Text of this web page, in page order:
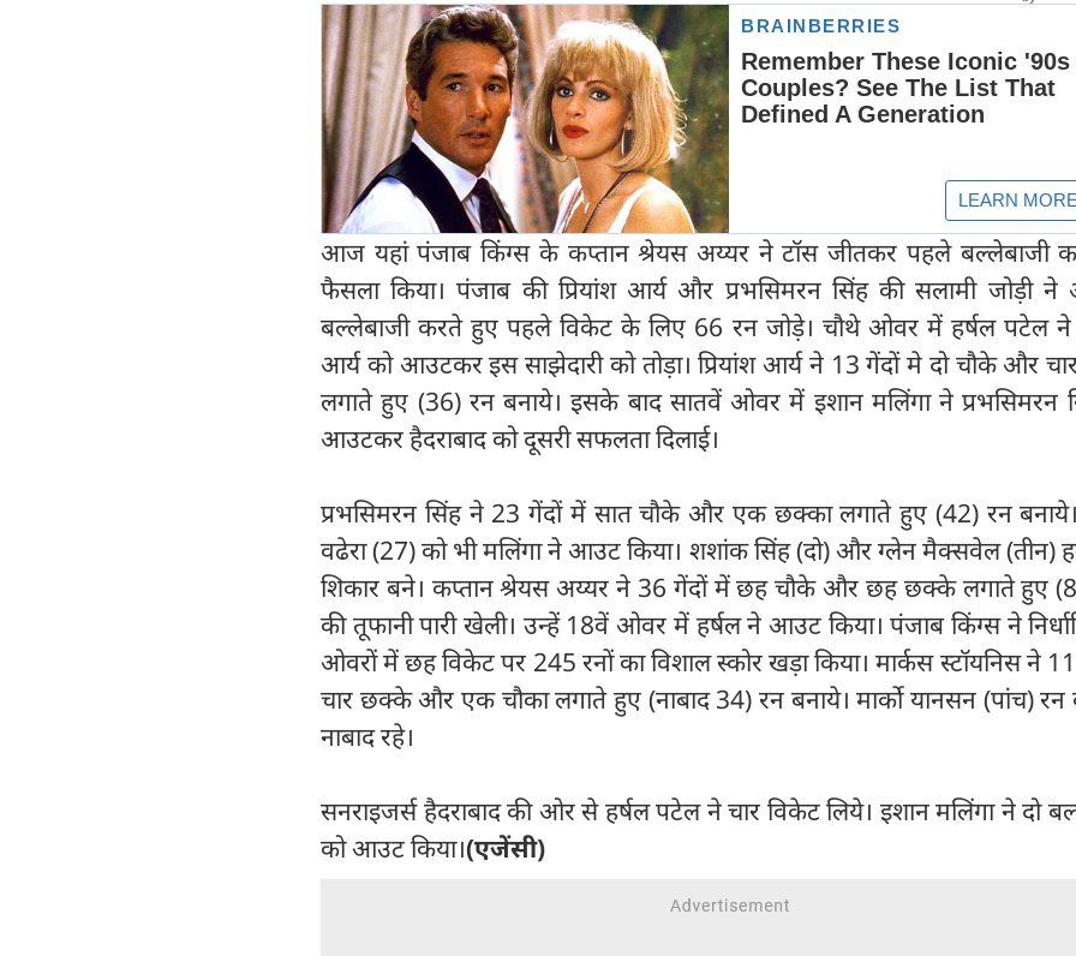
आज यहां पंजाब किंग्स के कप्तान श्रेयस अय्यर ने टॉस जीतकर पहले बल्लेबाजी
फैसला किया। पंजाब की प्रियांश आर्य और प्रभसिमरन सिंह की सलामी जोड़ी ने
बल्लेबाजी करते हुए पहले विकेट के लिए 66 रन जोड़े। चौथे ओवर में हर्षल पटेल ने
आर्य को आउटकर इस साझेदारी को तोड़ा। प्रियांश आर्य ने 13 गेंदों मे दो चौके और
लगाते हुए (36) रन बनाये। इसके बाद सातवें ओवर में इशान मलिंगा ने प्रभसिमरन
आउटकर हैदराबाद को दूसरी सफलता दिलाई।
प्रभसिमरन सिंह ने 23 गेंदों में सात चौके और एक छक्का लगाते हुए (42) रन
वढेरा (27) को भी मलिंगा ने आउट किया। शशांक सिंह (दो) और ग्लेन मैक्सवेल (तीन)
शिकार बने। कप्तान श्रेयस अय्यर ने 36 गेंदों में छह चौके और छह छक्के लगाते हुए
की तूफानी पारी खेली। उन्हें 18वें ओवर में हर्षल ने आउट किया। पंजाब किंग्स ने
ओवरों में छह विकेट पर 245 रनों का विशाल स्कोर खड़ा किया। मार्कस स्टॉयनिस ने
चार छक्के और एक चौका लगाते हुए (नाबाद 34) रन बनाये। मार्को यानसन (पांच) रन
नाबाद रहे।
सनराइजर्स हैदराबाद की ओर से हर्षल पटेल ने चार विकेट लिये। इशान मलिंगा ने दो
को आउट किया।(एजेंसी)